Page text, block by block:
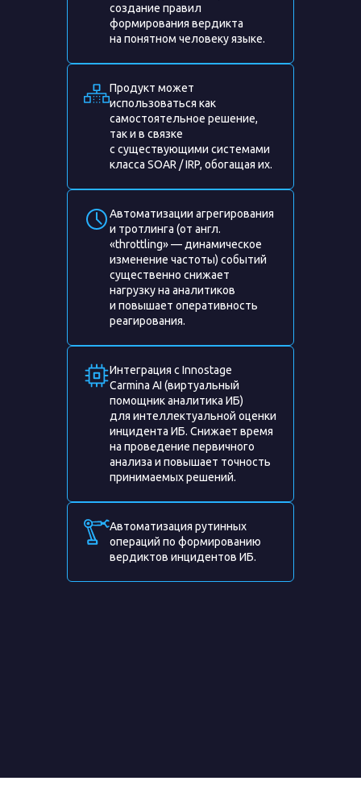
создание правил
формирования вердикта
на понятном человеку языке.
Продукт может
использоваться как
самостоятельное решение,
так и в связке
с существующими системами
класса SOAR / IRP, обогащая их.
Автоматизации агрегирования
и тротлинга (от англ.
«throttling» — динамическое
изменение частоты) событий
существенно снижает
нагрузку на аналитиков
и повышает оперативность
реагирования.
Интеграция с Innostage
Carmina AI (виртуальный
помощник аналитика ИБ)
для интеллектуальной оценки
инцидента ИБ. Снижает время
на проведение первичного
анализа и повышает точность
принимаемых решений.
Автоматизация рутинных
операций по формированию
вердиктов инцидентов ИБ.